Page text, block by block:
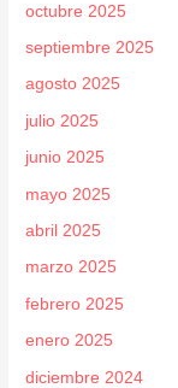
octubre 2025
septiembre 2025
agosto 2025
julio 2025
junio 2025
mayo 2025
abril 2025
marzo 2025
febrero 2025
enero 2025
diciembre 2024